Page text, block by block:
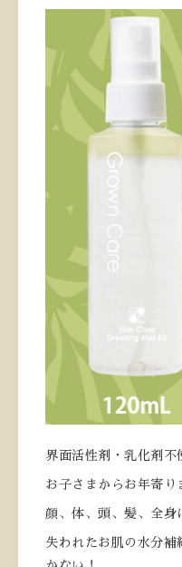
界面活性剤・乳化剤不
お子さまからお年寄り
顔、体、頭、髪、全身
失われたお肌の水分補